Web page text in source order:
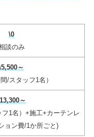
\0
談のみ
～
/スタッフ1名）
～
1名）+施工+カーテンレ
ョン費/1か所ごと)